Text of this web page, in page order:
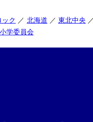
ク 北海道 東北中央
小学委員会